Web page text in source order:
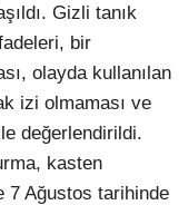
Gizli tanık
bir
olayda kullanılan
izi olmaması ve
değerlendirildi.
kasten
7 Ağustos tarihinde